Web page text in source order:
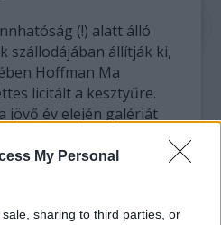
My Personal
sharing to third parties, or
(!) alatt álló
szállodájában állítják ki,
Hoffman Ma
licitált a kesztyűre.
jövő év elején galériát
a Ponte 16 nevű
szálloda